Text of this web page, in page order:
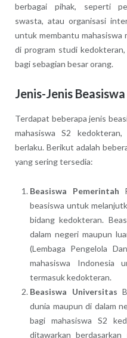
berbagai pihak, seperti
swasta, atau organisasi
untuk membantu mahasiswa
di program studi
bagi sebagian besar orang.
Jenis-Jenis
Terdapat beberapa jenis
mahasiswa S2
berlaku. Berikut adalah
yang sering tersedia:
Beasiswa Pemerintah
beasiswa untuk
bidang kedokteran.
dalam negeri maupun
(Lembaga Pengelola
mahasiswa
termasuk kedokteran.
Beasiswa Universitas
dunia maupun di dalam
bagi mahasiswa S2
ditawarkan